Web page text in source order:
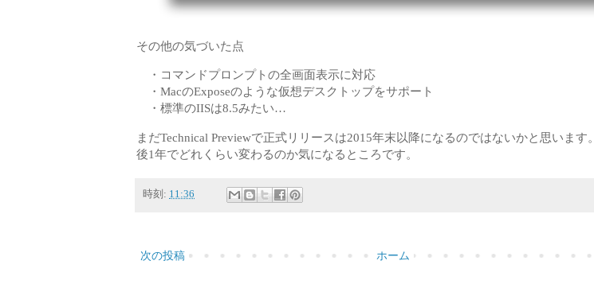
その他の気づいた点
・コマンドプロンプトの全画面表示に対応
・MacのExposeのような仮想デスクトップをサポート
・標準のIISは8.5みたい…
まだTechnical Previewで正式リリースは2015年末以降になるのではないかと思います。
後1年でどれくらい変わるのか気になるところです。
時刻: 11:36
次の投稿 ホーム